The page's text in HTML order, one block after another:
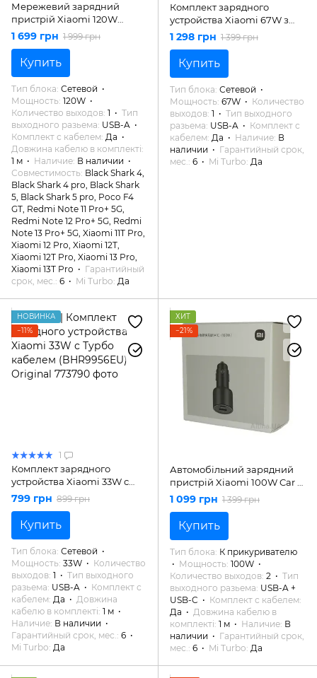
Мережевий зарядний
пристрій Xiaomi 120W
Charger + USB Type-C Cable
White (BHR9462EU)
1 699 грн 1 999 грн
Купить
Тип блока Сетевой
Мощность 120W
Количество выходов 1
Тип
выходного разьема USB-A
Комплект с кабелем Да
Довжина кабелю в комплекті
1 м
Наличие В наличии
Совместимость Black Shark 4,
Black Shark 4 pro, Black Shark
5, Black Shark 5 pro, Poco F4
GT, Redmi Note 11 Pro+ 5G,
Redmi Note 12 Pro+ 5G, Redmi
Note 13 Pro+ 5G, Xiaomi 11T Pro,
Xiaomi 12 Pro, Xiaomi 12T,
Xiaomi 12T Pro, Xiaomi 13 Pro,
Xiaomi 13T Pro
Гарантийный
срок, мес. 6 Mi Turbo Да
Комплект зарядного
устройства Xiaomi 67W з
Turbo кабелем 6A Original
1 298 грн 1 399 грн
Купить
Тип блока Сетевой
Мощность 67W
Количество
выходов 1
Тип выходного
разьема USB-A
Комплект с
кабелем Да Наличие В
наличии
Гарантийный срок,
мес. 6 Mi Turbo Да
НОВИНКА
−11%
1
Комплект зарядного
устройства Xiaomi 33W с
Турбо кабелем
(BHR9956EU) Original
799 грн 899 грн
Купить
Тип блока Сетевой
Мощность 33W
Количество
выходов 1
Тип выходного
разьема USB-A
Комплект с
кабелем Да
Довжина
кабелю в комплекті 1 м
Наличие В наличии
Гарантийный срок, мес. 6
Mi Turbo Да
ХИТ
−21%
Автомобільний зарядний
пристрій Xiaomi 100W Car з
кабелем Type-C/Type-C
1 099 грн 1 399 грн
Купить
Тип блока К прикуривателю
Мощность 100W
Количество выходов 2
Тип
выходного разьема USB-A +
USB-C
Комплект с кабелем
Да
Довжина кабелю в
комплекті 1 м Наличие В
наличии
Гарантийный срок,
мес. 6 Mi Turbo Да